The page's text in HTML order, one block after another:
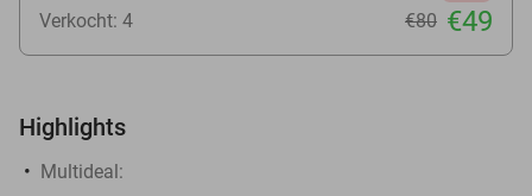
Verkocht: 4
€80 €49
Highlights
Multideal: